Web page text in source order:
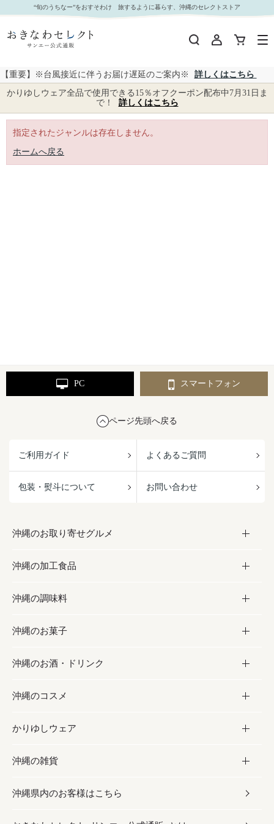
｜おきなわセレクト サンエー公式通販 並び順：商品名
“旬のうちなー”をおすそわけ 旅するように暮らす、沖縄のセレクトストア
【重要】※台風接近に伴うお届け遅延のご案内※
詳しくはこちら
かりゆしウェア全品で使用できる15％オフクーポン配布中7月31日ま
で！
詳しくはこちら
指定されたジャンルは存在しません。
ホームへ戻る
PC スマートフォン
ページ先頭へ戻る
ご利用ガイド よくあるご質問
包装・熨斗について お問い合わせ
沖縄のお取り寄せグルメ
お取り寄せグルメ
フルーツ・野菜
お肉
海産物
沖縄の加工食品
加工食品
缶詰／パウチ
沖縄料理
沖縄そば／乾麺
レトルト食品
乾物／粉類
沖縄の調味料
調味料
砂糖／黒砂糖
塩
お酢／ドレッシング
しょうゆ
みそ
沖縄のお菓子
お菓子
黒糖
ちんすこう
伝統菓子
スナック
沖縄のお酒・ドリンク
お酒・ドリンク
泡盛
ビール・チューハイ
ワイン・ウィスキー・カクテル
沖縄のコスメ
コスメ
スキンケア
ボディケア
かりゆしウェア
かりゆしウェア
メンズ
沖縄の雑貨
雑貨
沖縄県内のお客様はこちら